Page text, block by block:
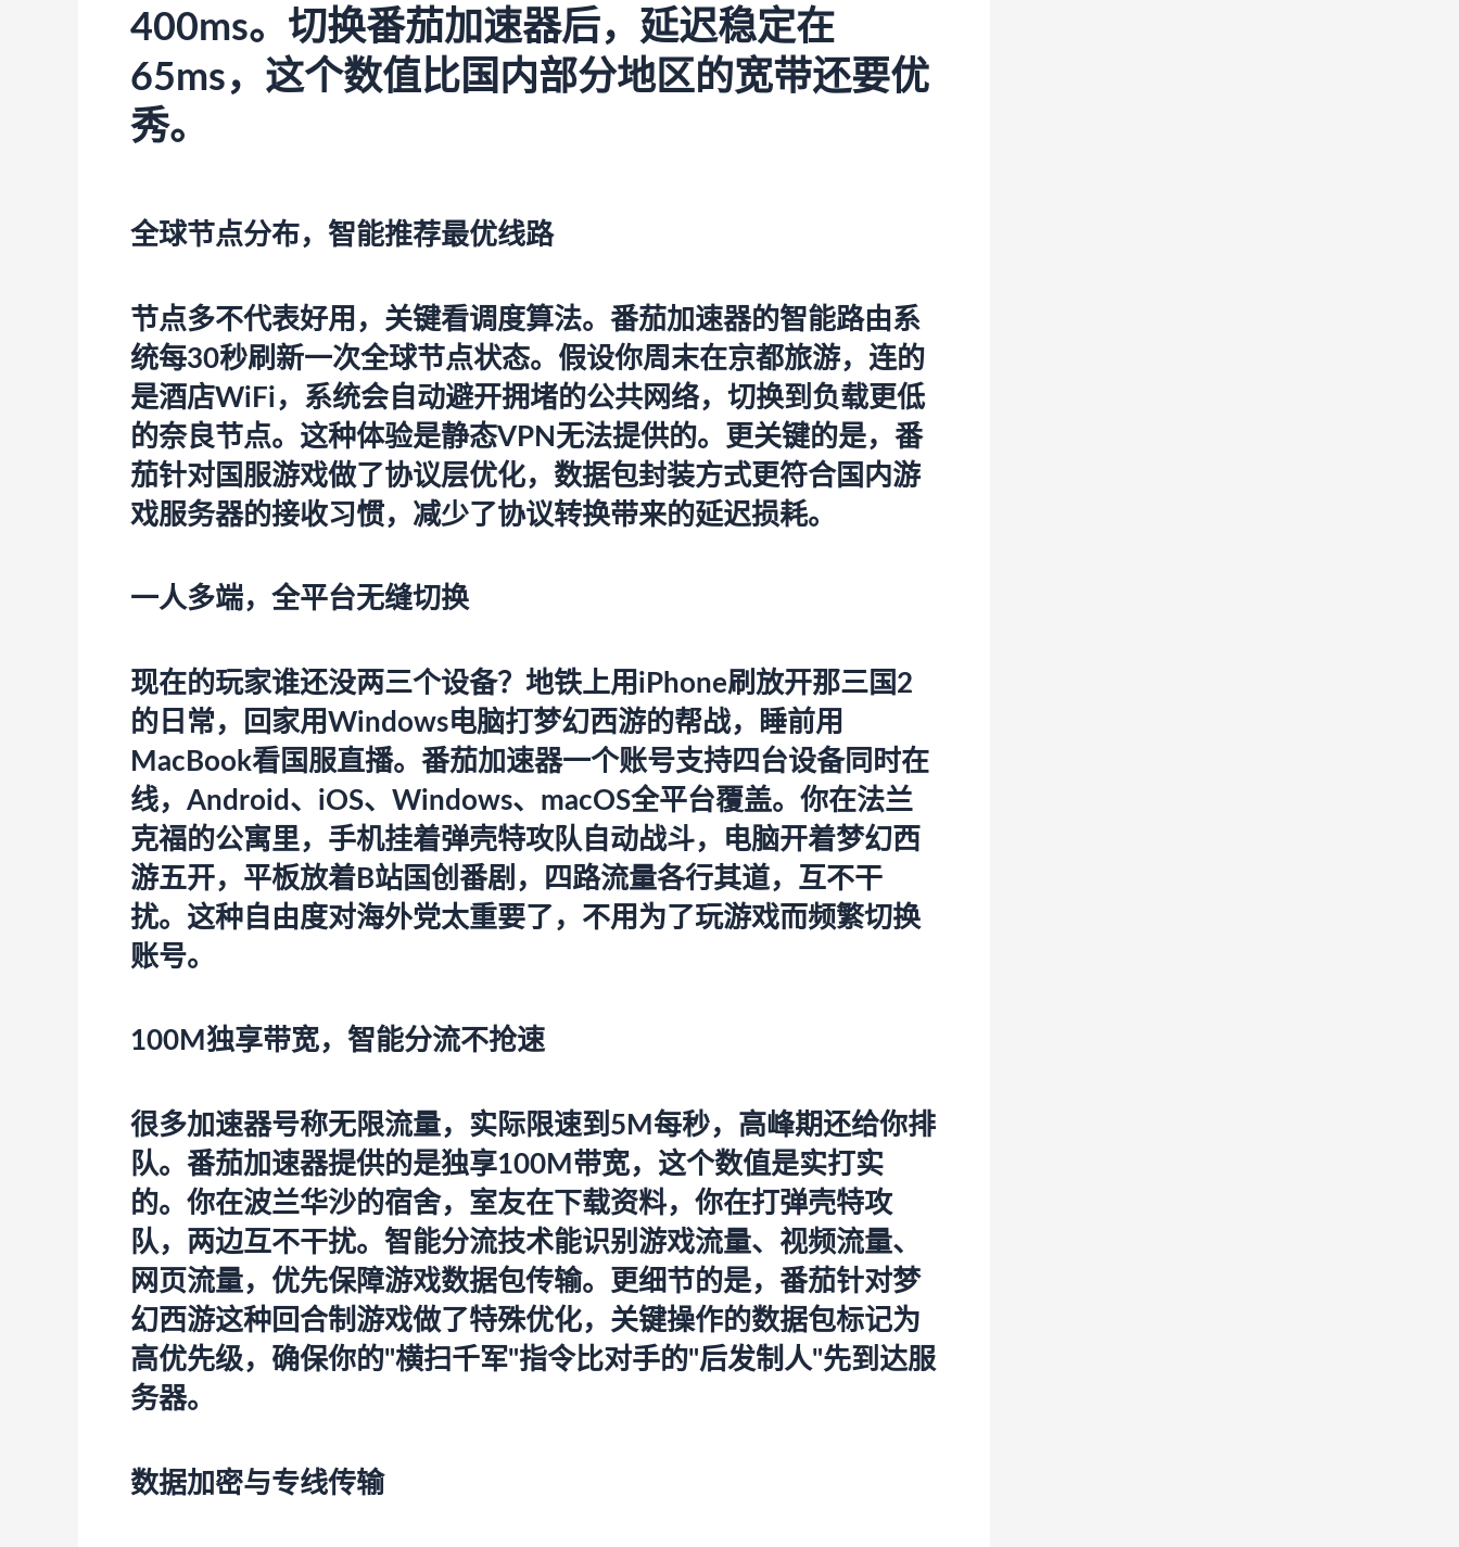
400ms。切换番茄加速器后，延迟稳定在
65ms，这个数值比国内部分地区的宽带还要优
秀。
全球节点分布，智能推荐最优线路
节点多不代表好用，关键看调度算法。 番茄加速器的智能路由系
统每30秒刷新一次全球节点状态。假设你周末在京都旅游，连的
是酒店WiFi，系统会自动避开拥堵的公共网络，切换到负载更低
的奈良节点。这种体验是静态VPN无法提供的。更关键的是，番
茄针对国服游戏做了协议层优化，数据包封装方式更符合国内游
戏服务器的接收习惯，减少了协议转换带来的延迟损耗。
一人多端，全平台无缝切换
现在的玩家谁还没两三个设备？地铁上用iPhone刷放开那三国2
的日常，回家用Windows电脑打梦幻西游的帮战，睡前用
MacBook看国服直播。 番茄加速器一个账号支持四台设备同时在
线，Android、iOS、Windows、macOS全平台覆盖。你在法兰
克福的公寓里，手机挂着弹壳特攻队自动战斗，电脑开着梦幻西
游五开，平板放着B站国创番剧，四路流量各行其道，互不干
扰。这种自由度对海外党太重要了，不用为了玩游戏而频繁切换
账号。
100M独享带宽，智能分流不抢速
很多加速器号称无限流量，实际限速到5M每秒，高峰期还给你排
队。 番茄加速器提供的是独享100M带宽，这个数值是实打实
的。你在波兰华沙的宿舍，室友在下载资料，你在打弹壳特攻
队，两边互不干扰。智能分流技术能识别游戏流量、视频流量、
网页流量，优先保障游戏数据包传输。更细节的是，番茄针对梦
幻西游这种回合制游戏做了特殊优化，关键操作的数据包标记为
高优先级，确保你的"横扫千军"指令比对手的"后发制人"先到达服
务器。
数据加密与专线传输